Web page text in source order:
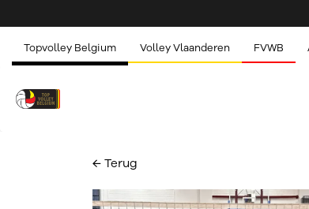
Topvolley Belgium Volley Vlaanderen FVWB
← Terug